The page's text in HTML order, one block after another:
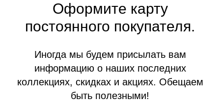
Оформите карту
постоянного покупателя.
Иногда мы будем присылать вам
информацию о наших последних
коллекциях, скидках и акциях. Обещаем
быть полезными!